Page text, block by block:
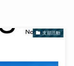
支部活動